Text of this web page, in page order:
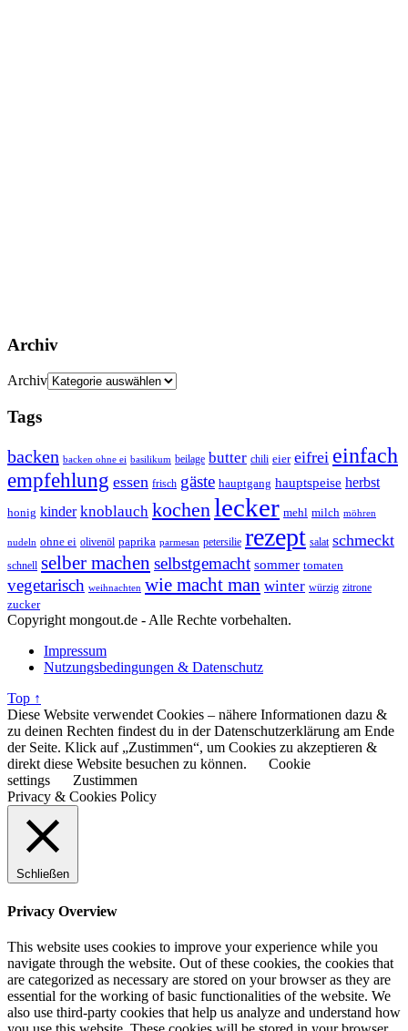
Archiv
Archiv
Tags
backen backen ohne ei basilikum beilage butter chili eier eifrei einfach
empfehlung essen frisch gäste hauptgang hauptspeise herbst
honig kinder knoblauch kochenlecker mehl milch möhren
nudeln ohne ei olivenöl paprika parmesan petersilie rezept salat schmeckt
schnell selber machen selbstgemacht sommer tomaten
vegetarisch weihnachten wie macht man winter würzig zitrone
zucker
Copyright mongout.de - Alle Rechte vorbehalten.
Impressum
Nutzungsbedingungen & Datenschutz
Top ↑
Diese Website verwendet Cookies – nähere Informationen dazu &
zu deinen Rechten findest du in der Datenschutzerklärung am Ende
der Seite. Klick auf „Zustimmen“, um Cookies zu akzeptieren &
direkt diese Website besuchen zu können.
Cookie
settings
Zustimmen
Privacy & Cookies Policy
Schließen
Privacy Overview
This website uses cookies to improve your experience while you
navigate through the website. Out of these cookies, the cookies that
are categorized as necessary are stored on your browser as they are
essential for the working of basic functionalities of the website. We
also use third-party cookies that help us analyze and understand how